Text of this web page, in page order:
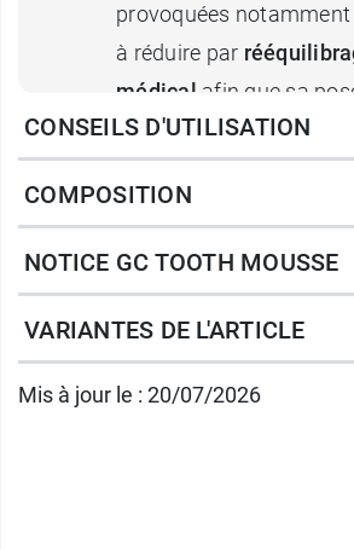
provoquées
à réduire par
médical afin que sa
sensibilité dentaire,
Arômes disponibles :
Réservé à l'usage
Pour redonner de la
CONSEILS D'UTILISATION
COMPOSITION
NOTICE GC TOOTH MOUSSE
VARIANTES DE L'ARTICLE
Mis à jour le : 20/07/2026